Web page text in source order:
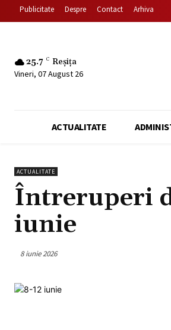
Publicitate Despre Contact Arhiva
25.7 C Reșița
Vineri, 07 August 26
ACTUALITATE
ACTUALITATE
Întreruperi
iunie
8 iunie 2026